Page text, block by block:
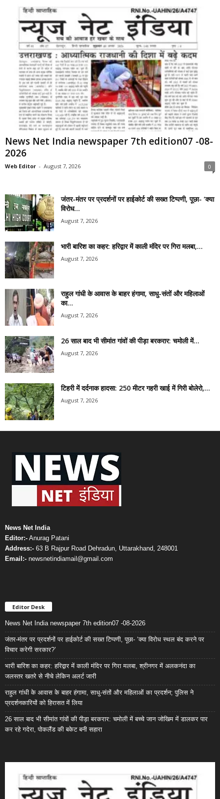
News Net India newspaper 7th edition07 -08-
2026
Web Editor - August 7, 2026 0
जंतर-मंतर पर प्रदर्शनों पर हाईकोर्ट की सख्त टिप्पणी, पूछा- ‘क्या
विरोध...
August 7, 2026
भारी बारिश का कहर: हरिद्वार में काली मंदिर पर गिरा मलबा,...
August 7, 2026
राहुल गांधी के आवास के बाहर हंगामा, साधु-संतों और महिलाओं
का...
August 7, 2026
26 साल बाद भी सीमांत गांवों की पीड़ा बरकरार: चमोली में...
August 7, 2026
टिहरी में दर्दनाक हादसा: 250 मीटर गहरी खाई में गिरी बोलेरो,...
August 7, 2026
News Net India
Editor:- Anurag Patani
Address:- 63 B Rajpur Road Dehradun, Uttarakhand, 248001
Email:- newsnetindiamail@gmail.com
Editor Desk
News Net India newspaper 7th edition07 -08-2026
जंतर-मंतर पर प्रदर्शनों पर हाईकोर्ट की सख्त टिप्पणी, पूछा- ‘क्या विरोध स्थल बंद करने पर
विचार करेगी सरकार?’
भारी बारिश का कहर: हरिद्वार में काली मंदिर पर गिरा मलबा, श्रीनगर में अलकनंदा का
जलस्तर खतरे से नीचे लेकिन अलर्ट जारी
राहुल गांधी के आवास के बाहर हंगामा, साधु-संतों और महिलाओं का प्रदर्शन; पुलिस ने
प्रदर्शनकारियों को हिरासत में लिया
26 साल बाद भी सीमांत गांवों की पीड़ा बरकरार: चमोली में बच्चे जान जोखिम में डालकर पार
कर रहे गदेरा, पोकलैंड की बकेट बनी सहारा